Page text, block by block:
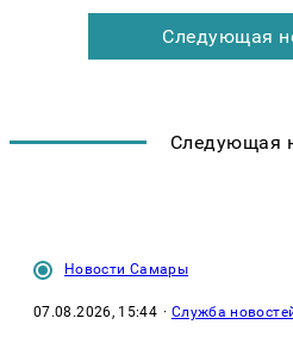
Следующая
Следующая
Новости Самары
07.08.2026, 15:44 · Служба